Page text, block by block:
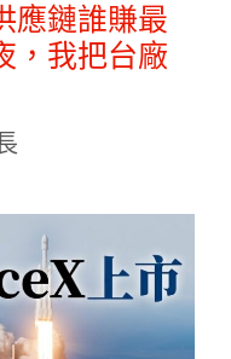
應鏈誰賺最
，我把台廠